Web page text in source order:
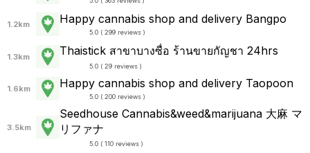
1.2km Happy cannabis shop and delivery Bangpo
5.0 ( 299 reviews )
1.3km Thaistick สาขาบางซื่อ ร้านขายกัญชา 24hrs
5.0 ( 29 reviews )
1.6km Happy cannabis shop and delivery Taopoon
5.0 ( 200 reviews )
3.5km
Seedhouse Cannabis&weed&marijuana 大麻 マ
リファナ
5.0 ( 110 reviews )